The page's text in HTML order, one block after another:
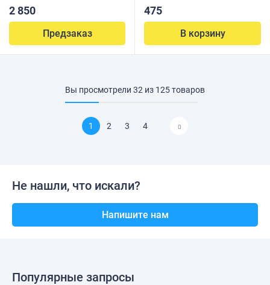
2 850
Предзаказ
475
В корзину
Вы просмотрели 32 из 125товаров
1 2 3 4
Не нашли, что искали?
Напишите нам
Популярные запросы